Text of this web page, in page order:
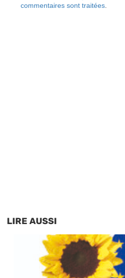
commentaires sont traitées
LIRE AUSSI